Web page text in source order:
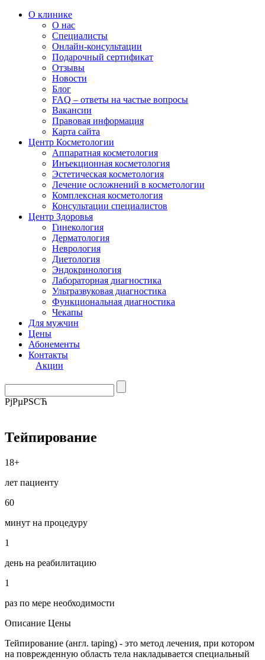
О клинике
О нас
Специалисты
Онлайн-консультации
Подарочный сертификат
Отзывы
Новости
Блог
FAQ – ответы на частые вопросы
Вакансии
Правовая информация
Карта сайта
Центр Косметологии
Аппаратная косметология
Инъекционная косметология
Эстетическая косметология
Лечение осложнений в косметологии
Комплексная косметология
Консультации специалистов
Центр Здоровья
Гинекология
Дерматология
Неврология
Диетология
Эндокринология
Лабораторная диагностика
Ультразвуковая диагностика
Функциональная диагностика
Чекапы
Для мужчин
Цены
Абонементы
Контакты
Акции
РјРµРЅСЋ
Тейпирование
18+
лет пациенту
60
минут на процедуру
1
день на реабилитацию
1
раз по мере необходимости
Описание Цены
Тейпирование (англ. taping) - это метод лечения, при котором
на поврежденную область тела накладывается специальный